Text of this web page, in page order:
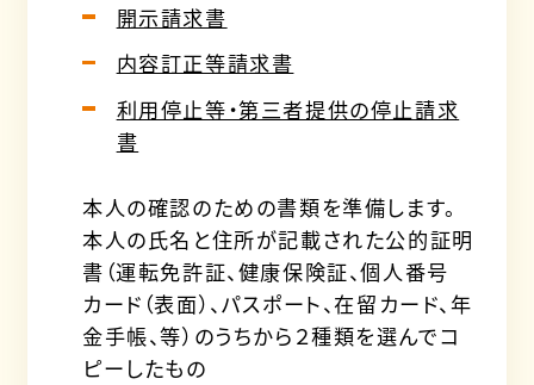
開示請求書
内容訂正等請求書
利用停止等・第三者提供の停止請求
書
本人の確認のための書類を準備します。
本人の氏名と住所が記載された公的証明
書（運転免許証、健康保険証、個人番号
カード（表面）、パスポート、在留カード、年
金手帳、等）のうちから２種類を選んでコ
ピーしたもの